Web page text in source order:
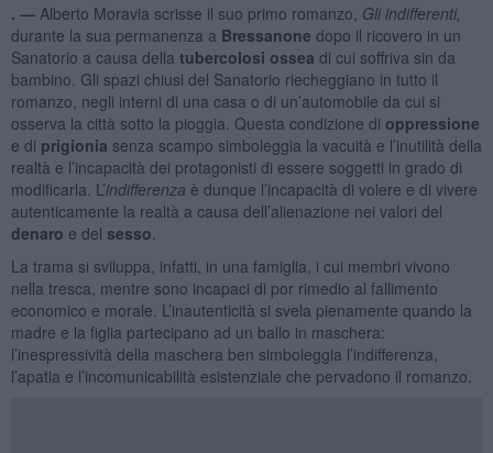
. — Alberto Moravia scrisse il suo primo romanzo, Gli indifferenti,
durante la sua permanenza a Bressanone dopo il ricovero in un
Sanatorio a causa della tubercolosi ossea di cui soffriva sin da
bambino. Gli spazi chiusi del Sanatorio riecheggiano in tutto il
romanzo, negli interni di una casa o di un’automobile da cui si
osserva la città sotto la pioggia. Questa condizione di oppressione
e di prigionia senza scampo simboleggia la vacuità e l’inutilità della
realtà e l’incapacità dei protagonisti di essere soggetti in grado di
modificarla. L’indifferenza è dunque l’incapacità di volere e di vivere
autenticamente la realtà a causa dell’alienazione nei valori del
denaro e del sesso
La trama si sviluppa, infatti, in una famiglia, i cui membri vivono
nella tresca, mentre sono incapaci di por rimedio al fallimento
economico e morale. L’inautenticità si svela pienamente quando la
madre e la figlia partecipano ad un ballo in maschera:
l’inespressività della maschera ben simboleggia l’indifferenza,
l’apatia e l’incomunicabilità esistenziale che pervadono il romanzo.